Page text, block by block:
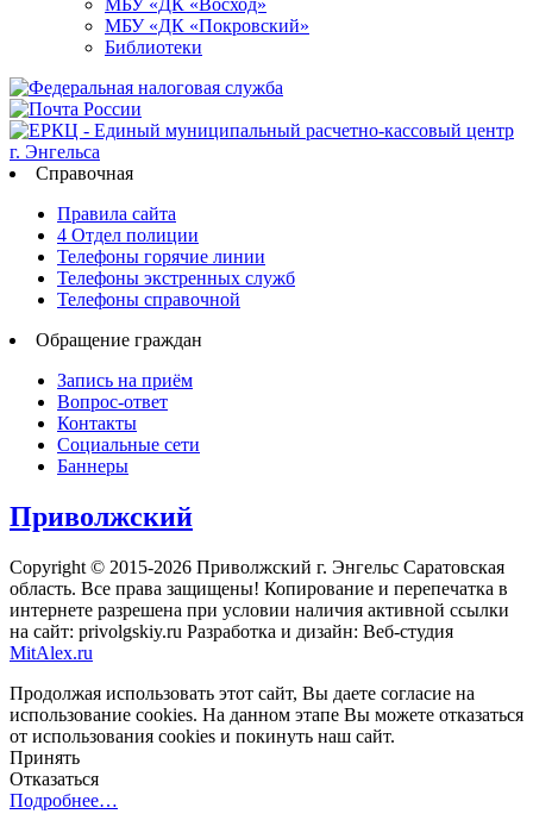
МБУ «ДК «Восход»
МБУ «ДК «Покровский»
Библиотеки
Справочная
Правила сайта
4 Отдел полиции
Телефоны горячие линии
Телефоны экстренных служб
Телефоны справочной
Обращение граждан
Запись на приём
Вопрос-ответ
Контакты
Социальные сети
Баннеры
Приволжский
Copyright © 2015-2026 Приволжский г. Энгельс Саратовская
область. Все права защищены! Копирование и перепечатка в
интернете разрешена при условии наличия активной ссылки
на сайт: privolgskiy.ru Разработка и дизайн: Веб-студия
MitAlex.ru
Продолжая использовать этот сайт, Вы даете согласие на
использование cookies. На данном этапе Вы можете отказаться
от использования cookies и покинуть наш сайт.
Принять
Отказаться
Подробнее…